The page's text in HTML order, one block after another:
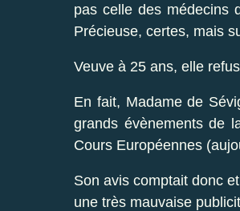
pas celle des médecins
Précieuse, certes, mais
Veuve à 25 ans, elle
En fait, Madame de
grands évènements de
Cours Européennes
Son avis comptait donc
une très mauvaise